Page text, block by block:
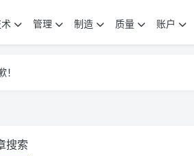
管理 制造 质量
账户
！
搜索